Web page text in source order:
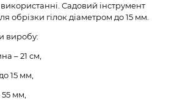
Садовий інструмент
обрізки гілок діаметром до 15 мм.
виробу:
– 21 см,
15 мм,
мм,